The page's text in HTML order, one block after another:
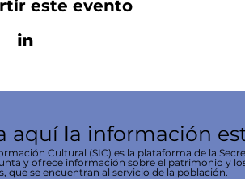
este evento
aquí la información
Cultural (SIC) es la plataforma de la
y ofrece información sobre el patrimonio y
que se encuentran al servicio de la población.